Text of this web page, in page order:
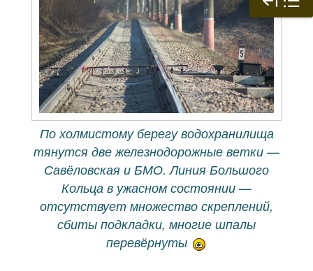
По холмистому берегу водохранилища
тянутся две железнодорожные ветки —
Савёловская и БМО. Линия Большого
Кольца в ужасном состоянии —
отсутствует множество скреплений,
сбиты подкладки, многие шпалы
перевёрнуты